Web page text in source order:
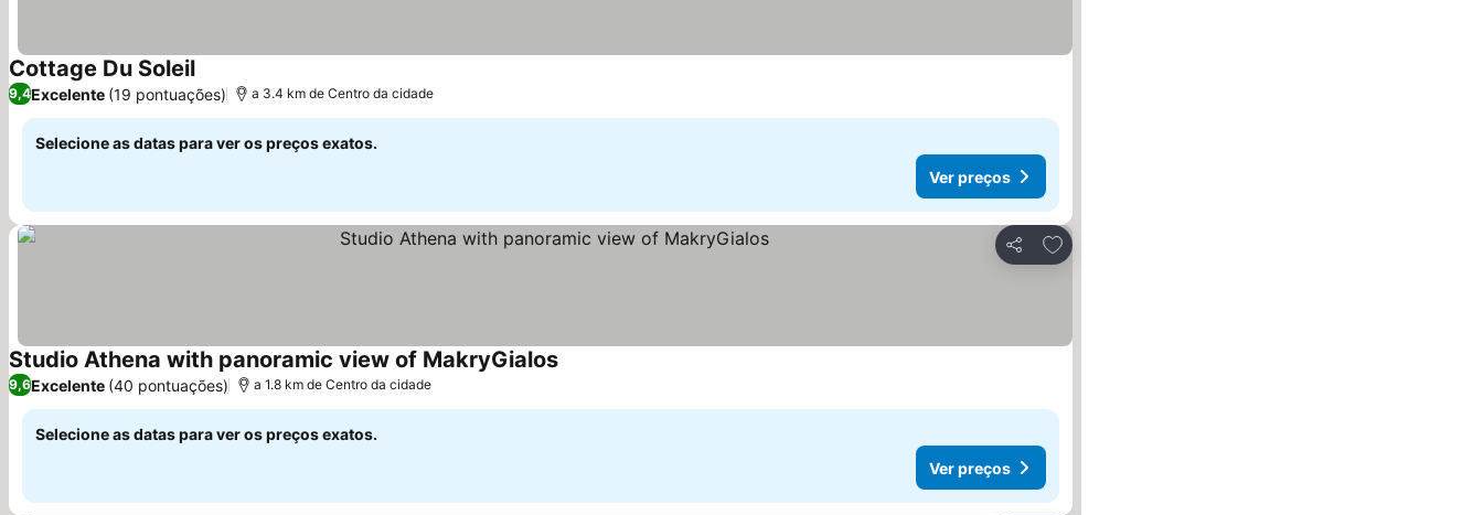
Cottage Du SoleilVer preços
9,4Excelente (19 pontuações) a 3.4 km de Centro da cidade
Selecione as datas para ver os preços exatos.
Ver preços
Partilhar
Adicionar aos favoritos
Studio Athena with panoramic view of MakryGialosVer preços
9,6Excelente (40 pontuações) a 1.8 km de Centro da cidade
Selecione as datas para ver os preços exatos.
Ver preços